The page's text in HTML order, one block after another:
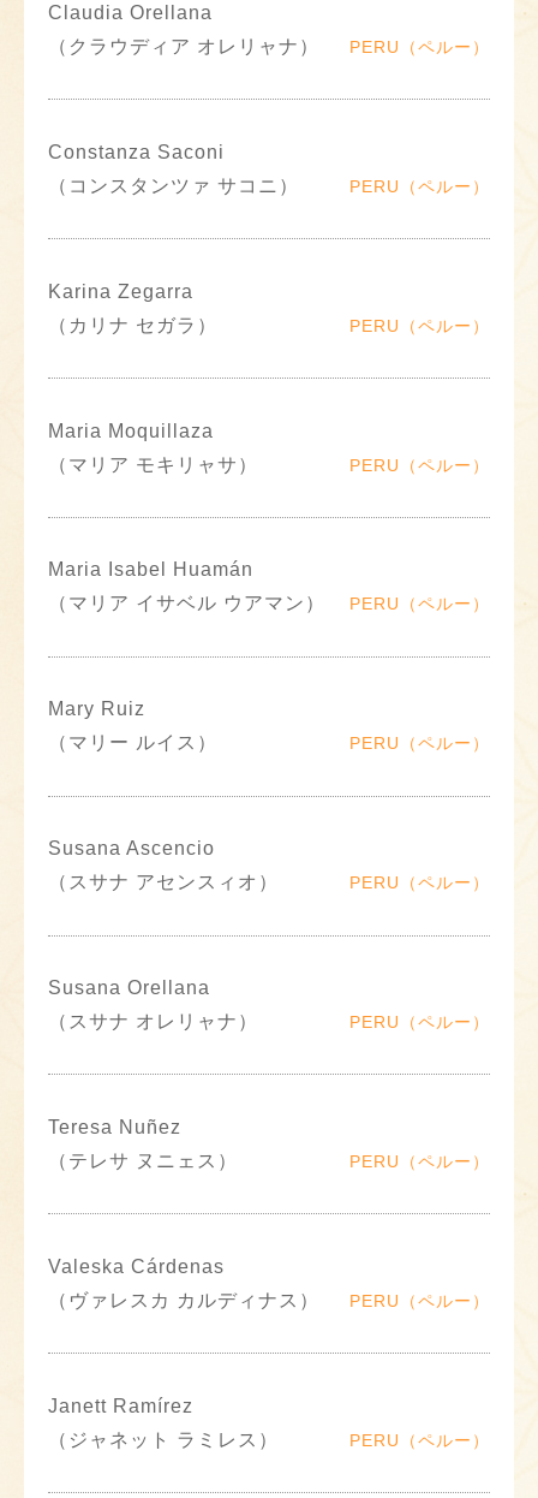
Claudia Orellana
（クラウディア オレリャナ）
PERU（ペルー）
Constanza Saconi
（コンスタンツァ サコニ）
PERU（ペルー）
Karina Zegarra
（カリナ セガラ）
PERU（ペルー）
Maria Moquillaza
（マリア モキリャサ）
PERU（ペルー）
Maria Isabel Huamán
（マリア イサベル ウアマン）
PERU（ペルー）
Mary Ruiz
（マリー ルイス）
PERU（ペルー）
Susana Ascencio
（スサナ アセンスィオ）
PERU（ペルー）
Susana Orellana
（スサナ オレリャナ）
PERU（ペルー）
Teresa Nuñez
（テレサ ヌニェス）
PERU（ペルー）
Valeska Cárdenas
（ヴァレスカ カルディナス）
PERU（ペルー）
Janett Ramírez
（ジャネット ラミレス）
PERU（ペルー）